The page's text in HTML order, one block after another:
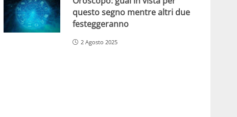
questo segno mentre altri due
festeggeranno
2 Agosto 2025